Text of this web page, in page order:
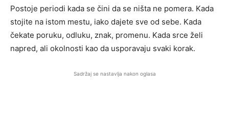
Postoje periodi kada se čini da se ništa ne pomera. Kada
stojite na istom mestu, iako dajete sve od sebe. Kada
čekate poruku, odluku, znak, promenu. Kada srce želi
napred, ali okolnosti kao da usporavaju svaki korak.
Sadržaj se nastavlja nakon oglasa